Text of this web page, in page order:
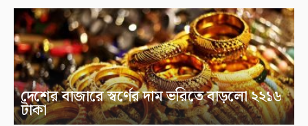
দেশের বাজারে স্বর্ণের দাম ভরিতে বাড়লো ২২১৬
টাকা